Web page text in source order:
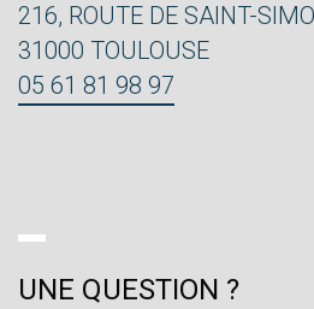
216, ROUTE DE SAINT-
31000 TOULOUSE
05 61 81 98 97
UNE QUESTION ?